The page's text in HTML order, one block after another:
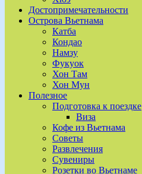
Достопримечательности
Острова Вьетнама
Катба
Кондао
Намзу
Фукуок
Хон Там
Хон Мун
Полезное
Подготовка к поездке
Виза
Кофе из Вьетнама
Советы
Развлечения
Сувениры
Розетки во Вьетнаме